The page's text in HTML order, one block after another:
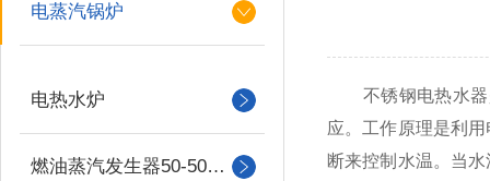
电蒸汽锅炉
电热水炉
燃油蒸汽发生器50-500kg
不锈钢电热水器是
应。工作原理是利
断来控制水温。当